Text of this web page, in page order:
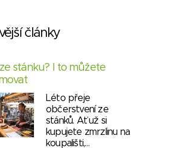
články
stánku? I to můžete
Léto přeje
občerstvení ze
stánků. Ať už si
kupujete zmrzlinu na
koupališti,…